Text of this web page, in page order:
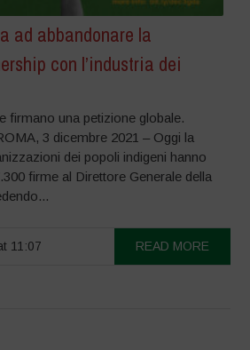
ad abbandonare la
con l’industria dei
firmano una petizione globale.
3 dicembre 2021 – Oggi la
dei popoli indigeni hanno
firme al Direttore Generale della
11:07 READ MORE